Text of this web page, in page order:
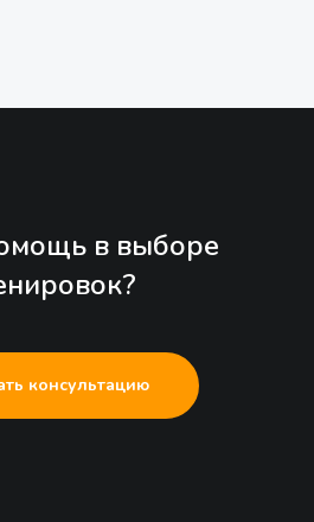
в выборе
консультацию